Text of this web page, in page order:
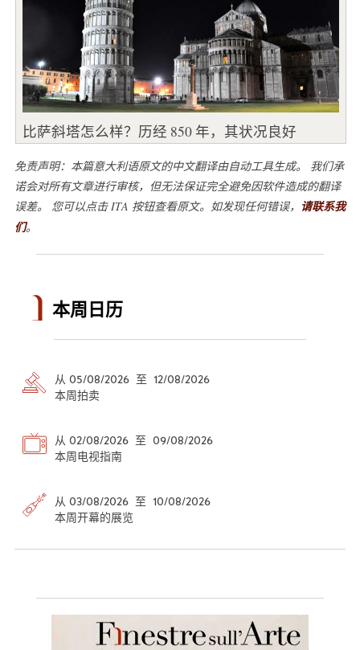
比萨斜塔怎么样？历经 850 年，其状况良好
免责声明：本篇意大利语原文的中文翻译由自动工具生成。 我们承
诺会对所有文章进行审核，但无法保证完全避免因软件造成的翻译
误差。 您可以点击 ITA 按钮查看原文。如发现任何错误， 请联系我
们。
本周日历
从 05/08/2026 至 12/08/2026
本周拍卖
从 02/08/2026 至 09/08/2026
本周电视指南
从 03/08/2026 至 10/08/2026
本周开幕的展览